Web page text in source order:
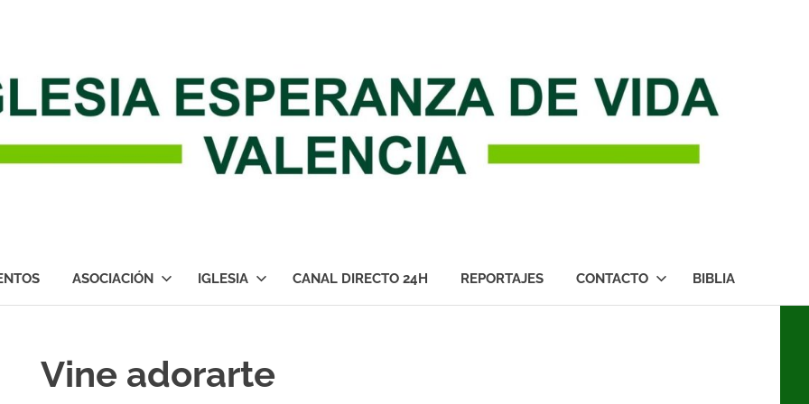
ASOCIACIÓN IGLESIA CANAL DIRECTO 24H REPORTAJES CONTACTO BIBLIA
Vine adorarte